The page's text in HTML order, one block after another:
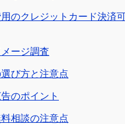
のクレジットカード決済
ージ調査
び方と注意点
のポイント
相談の注意点